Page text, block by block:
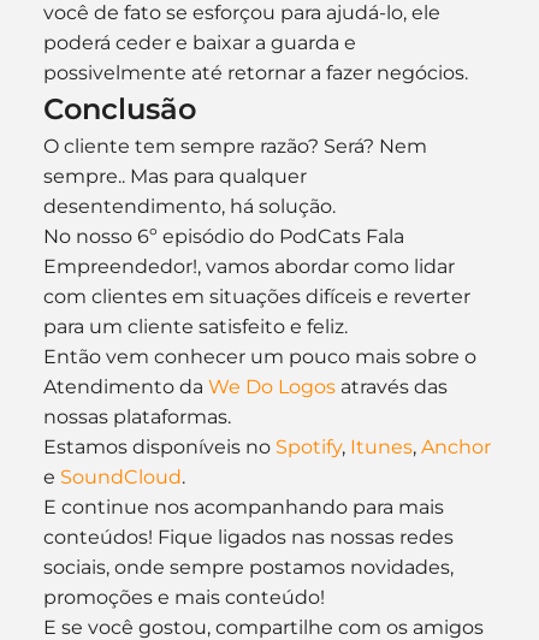
você de fato se esforçou para ajudá-lo, ele
poderá ceder e baixar a guarda e
possivelmente até retornar a fazer negócios.
Conclusão
O cliente tem sempre razão? Será? Nem
sempre.. Mas para qualquer
desentendimento, há solução.
No nosso 6º episódio do PodCats Fala
Empreendedor!, vamos abordar como lidar
com clientes em situações difíceis e reverter
para um cliente satisfeito e feliz.
Então vem conhecer um pouco mais sobre o
Atendimento da We Do Logos através das
nossas plataformas.
Estamos disponíveis no Spotify, Itunes, Anchor
e SoundCloud.
E continue nos acompanhando para mais
conteúdos! Fique ligados nas nossas redes
sociais, onde sempre postamos novidades,
promoções e mais conteúdo!
E se você gostou, compartilhe com os amigos